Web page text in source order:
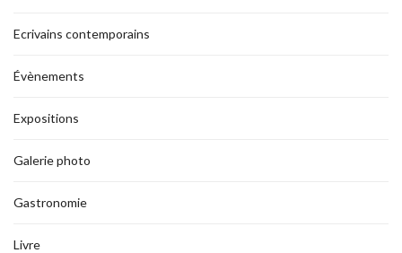
Ecrivains contemporains
Évènements
Expositions
Galerie photo
Gastronomie
Livre